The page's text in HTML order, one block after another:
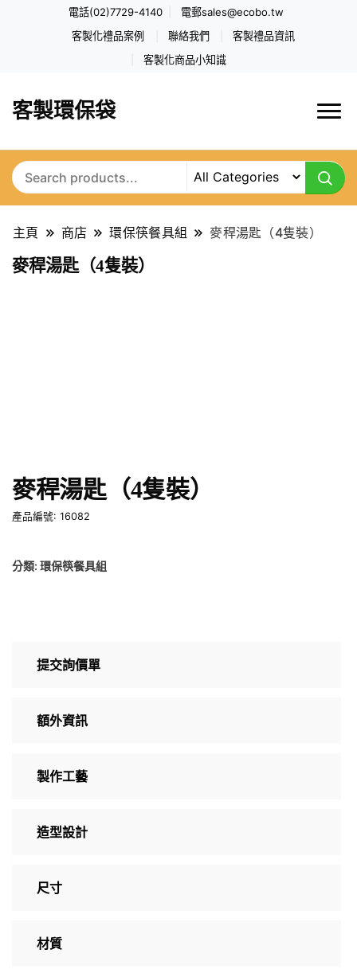
電話(02)7729-4140 電郵sales@ecobo.tw
客製化禮品案例 聯絡我們 客製禮品資訊
客製化商品小知識
客製環保袋
主頁 商店 環保筷餐具組 麥稈湯匙（4隻裝）
麥稈湯匙（4隻裝）
麥稈湯匙（4隻裝）
產品編號: 16082
分類: 環保筷餐具組
提交詢價單
額外資訊
製作工藝
造型設計
尺寸
材質